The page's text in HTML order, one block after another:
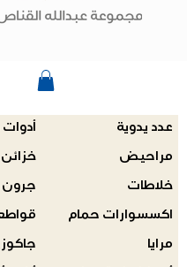
جرون
عدد يدوية
مراحيض
خلاطات
اكسسوارات حمام
مرايا